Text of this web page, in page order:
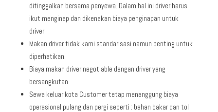
ditinggalkan bersama penyewa. Dalam hal ini driver harus
ikut menginap dan dikenakan biaya penginapan untuk
driver.
Makan driver tidak kami standarisasi namun penting untuk
diperhatikan.
Biaya makan driver negotiable dengan driver yang
bersangkutan.
Sewa keluar kota Customer tetap menanggung biaya
operasional pulang dan pergi seperti : bahan bakar dan tol